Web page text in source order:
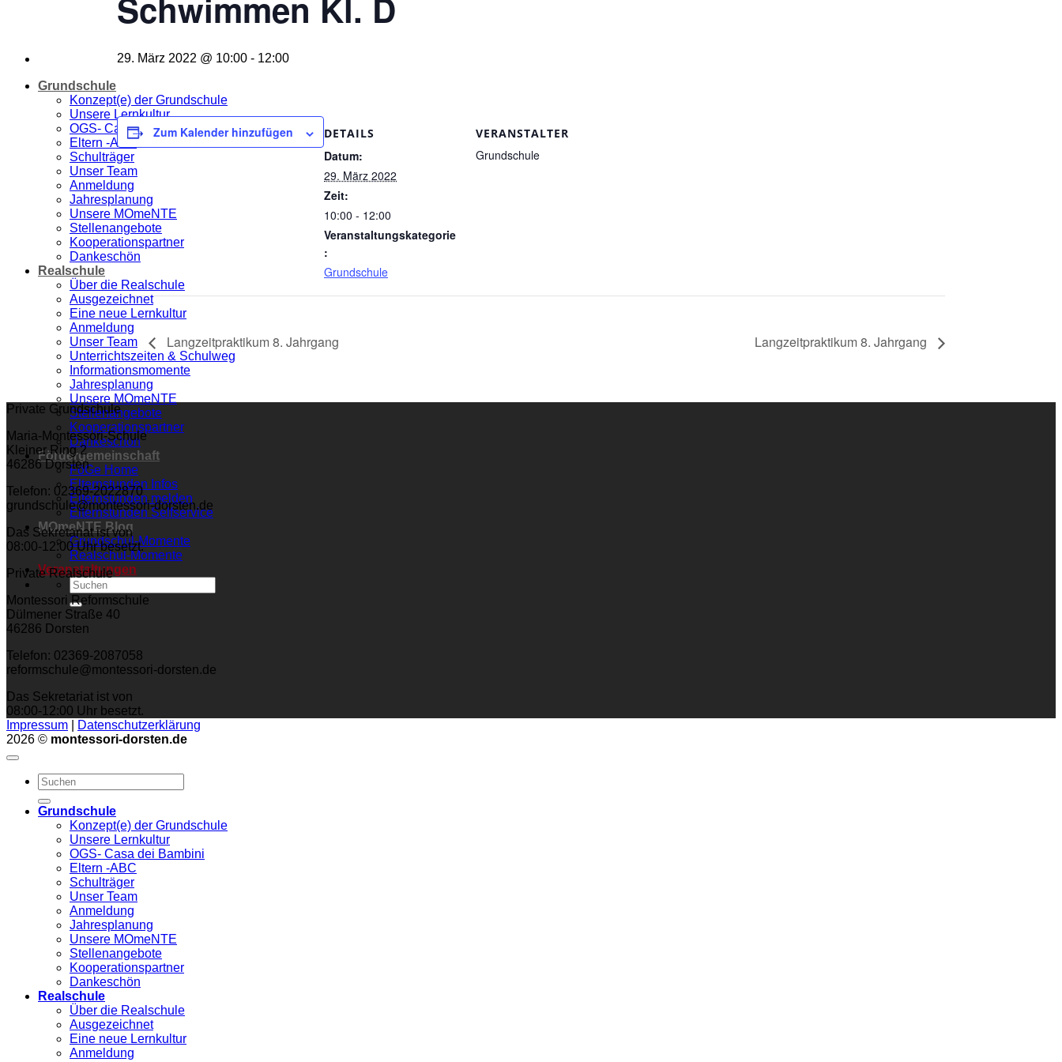
Grundschule
Konzept(e) der Grundschule
Unsere Lernkultur
OGS- Casa dei Bambini
Eltern -ABC
Schulträger
Unser Team
Anmeldung
Jahresplanung
Unsere MOmeNTE
Stellenangebote
Kooperationspartner
Dankeschön
Realschule
Über die Realschule
Ausgezeichnet
Eine neue Lernkultur
Anmeldung
Unser Team
Unterrichtszeiten & Schulweg
Informationsmomente
Jahresplanung
Unsere MOmeNTE
Stellenangebote
Kooperationspartner
Dankeschön
Fördergemeinschaft
FöGe Home
Elternstunden Infos
Elternstunden melden
Elternstunden Selfservice
MOmeNTE Blog
Grundschul-Momente
Realschul-Momente
Veranstaltungen
Schwimmen Kl. D
29. März 2022 @ 10:00 - 12:00
Zum Kalender hinzufügen DETAILS
Datum:
29. März 2022
Zeit:
10:00 - 12:00
Veranstaltungskategorie
:
Grundschule
VERANSTALTER
Grundschule
Langzeitpraktikum 8. Jahrgang Langzeitpraktikum 8. Jahrgang
Private Grundschule
Maria-Montessori-Schule
Kleiner Ring 2
46286 Dorsten
Telefon: 02369-2022870
grundschule@montessori-dorsten.de
Das Sekretariat ist von
08:00-12:00 Uhr besetzt.
Private Realschule
Montessori Reformschule
Dülmener Straße 40
46286 Dorsten
Telefon: 02369-2087058
reformschule@montessori-dorsten.de
Das Sekretariat ist von
08:00-12:00 Uhr besetzt.
Impressum
Datenschutzerklärung
2026 © montessori-dorsten.de
Grundschule
Konzept(e) der Grundschule
Unsere Lernkultur
OGS- Casa dei Bambini
Eltern -ABC
Schulträger
Unser Team
Anmeldung
Jahresplanung
Unsere MOmeNTE
Stellenangebote
Kooperationspartner
Dankeschön
Realschule
Über die Realschule
Ausgezeichnet
Eine neue Lernkultur
Anmeldung